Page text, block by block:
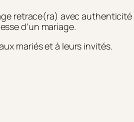
retrace(ra) avec
d’un mariage.
mariés et à leurs invités.